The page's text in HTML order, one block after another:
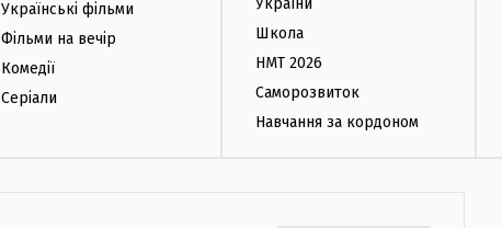
Українські фільми
Фільми на вечір
Комедії
Серіали
України
Школа
НМТ 2026
Саморозвиток
Навчання за кордоном